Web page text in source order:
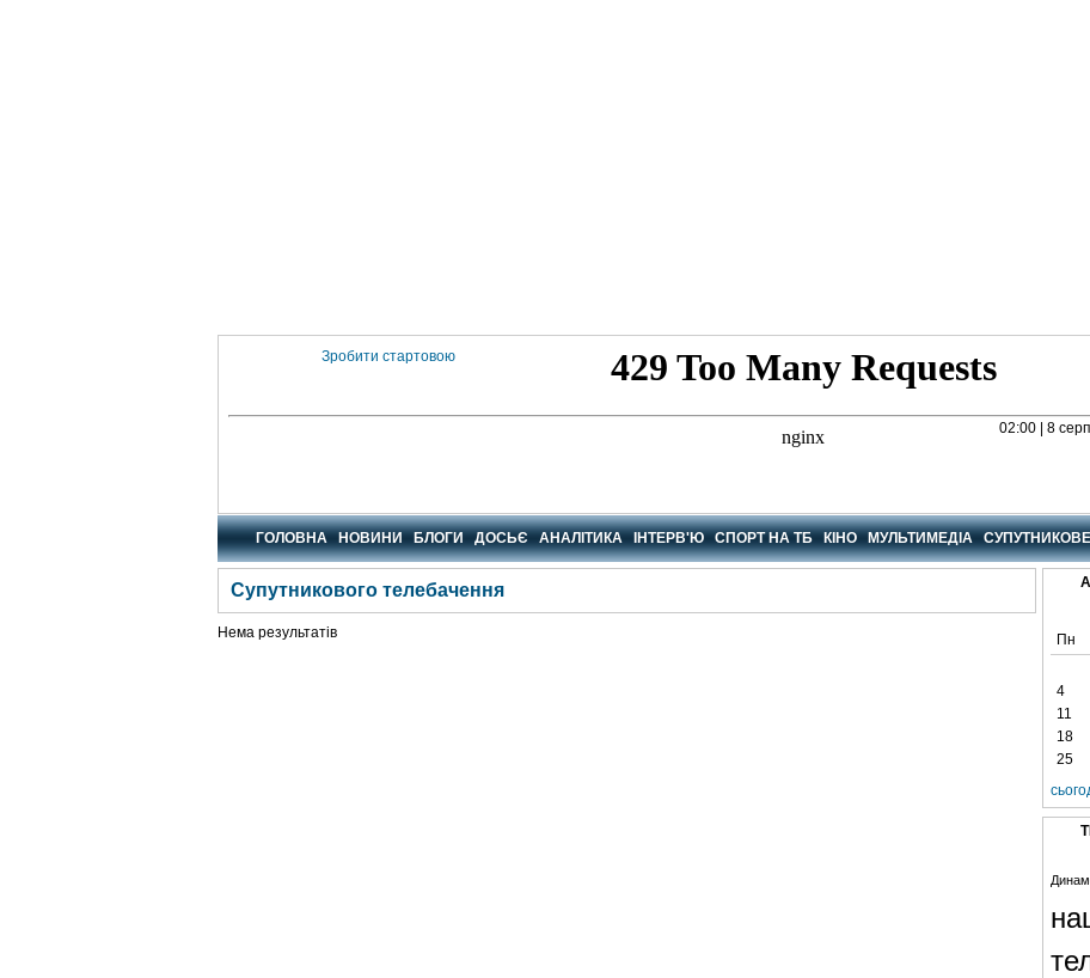
Зробити стартовою
02:00 | 8
ГОЛОВНА НОВИНИ БЛОГИ ДОСЬЄ АНАЛІТИКА ІНТЕРВ'Ю СПОРТ НА ТБ КІНО МУЛЬТИМЕДІА
Супутникового телебачення
Нема результатів
Пн
4
11
18
25